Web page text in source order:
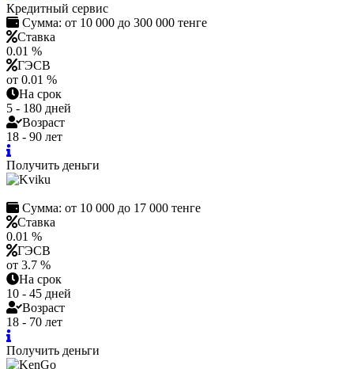
Кредитный сервис
Сумма: от 10 000 до 300 000 тенге
Ставка
0.01 %
ГЭСВ
от 0.01 %
На срок
5 - 180 дней
Возраст
18 - 90 лет
Получить деньги
Сумма: от 10 000 до 17 000 тенге
Ставка
0.01 %
ГЭСВ
от 3.7 %
На срок
10 - 45 дней
Возраст
18 - 70 лет
Получить деньги